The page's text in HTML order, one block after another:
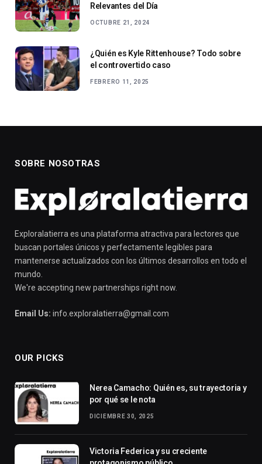
Relevantes del Día
OCTUBRE 21, 2024
¿Quién es Kyle Rittenhouse? Todo sobre
el controvertido caso
FEBRERO 11, 2025
SOBRE NOSOTRAS
Exploralatierra es una plataforma atractiva para lectores que
buscan portales únicos y perfectamente legibles para
mantenerse actualizados con los últimos desarrollos en todo el
mundo.
We're accepting new partnerships right now.
Email Us: info.exploralatierra@gmail.com
OUR PICKS
Nerea Camacho: Quién es, su trayectoria y
por qué se le nota
DICIEMBRE 30, 2025
Victoria Federica y su creciente